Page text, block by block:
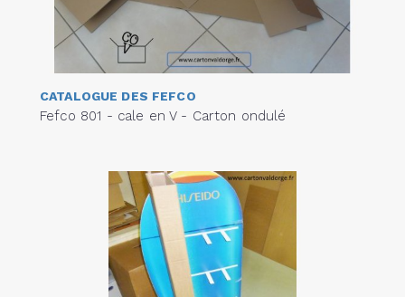
CATALOGUE DES FEFCO
Fefco 801 - cale en V - Carton ondulé